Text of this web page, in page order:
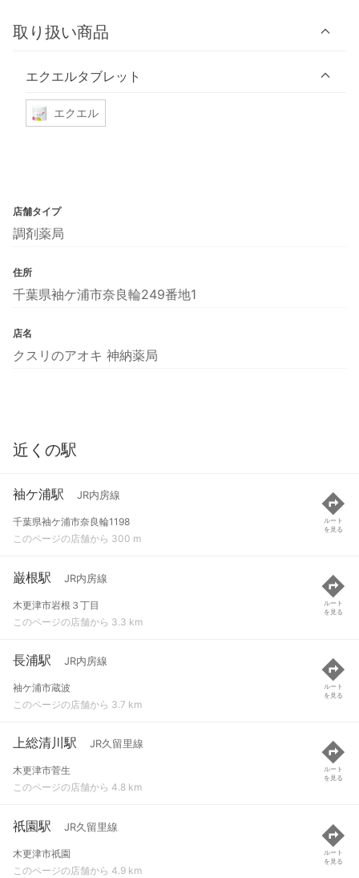
取り扱い商品
エクエルタブレット
エクエル
店舗タイプ
調剤薬局
住所
千葉県袖ケ浦市奈良輪249番地1
店名
クスリのアオキ 神納薬局
近くの駅
袖ケ浦駅 JR内房線
千葉県袖ケ浦市奈良輪1198
このページの店舗から 300 m
ルート
を見る
巌根駅 JR内房線
木更津市岩根３丁目
このページの店舗から 3.3 km
ルート
を見る
長浦駅 JR内房線
袖ケ浦市蔵波
このページの店舗から 3.7 km
ルート
を見る
上総清川駅 JR久留里線
木更津市菅生
このページの店舗から 4.8 km
ルート
を見る
祇園駅 JR久留里線
木更津市祇園
このページの店舗から 4.9 km
ルート
を見る